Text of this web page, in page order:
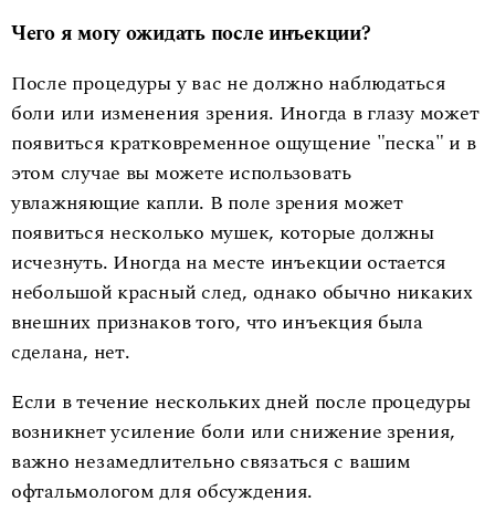
Чего я могу ожидать после инъекции?
После процедуры у вас не должно наблюдаться
боли или изменения зрения. Иногда в глазу может
появиться кратковременное ощущение "песка" и в
этом случае вы можете использовать
увлажняющие капли. В поле зрения может
появиться несколько мушек, которые должны
исчезнуть. Иногда на месте инъекции остается
небольшой красный след, однако обычно никаких
внешних признаков того, что инъекция была
сделана, нет.
Если в течение нескольких дней после процедуры
возникнет усиление боли или снижение зрения,
важно незамедлительно связаться с вашим
офтальмологом для обсуждения.